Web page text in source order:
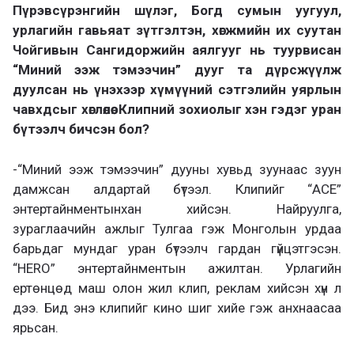
Пүрэвсүрэнгийн шүлэг, Богд сумын уугуул,
урлагийн гавьяат зүтгэлтэн, хөгжмийн их суутан
Чойгивын Сангидоржийн аялгууг нь туурвисан
“Миний ээж тэмээчин” дууг та дүрсжүүлж
дуулсан нь үнэхээр хүмүүний сэтгэлийн уярлын
чавхдсыг хөглөлөө. Клипний зохиолыг хэн гэдэг уран
бүтээлч бичсэн бол?
-“Миний ээж тэмээчин” дууны хувьд зуунаас зуун
дамжсан алдартай бүтээл. Клипийг “ACE”
энтертайнментынхан хийсэн. Найруулга,
зураглаачийн ажлыг Тулгаа гэж Монголын урдаа
барьдаг мундаг уран бүтээлч гардан гүйцэтгэсэн.
“HERO” энтертайнментын ажилтан. Урлагийн
ертөнцөд маш олон жил клип, реклам хийсэн хүн л
дээ. Бид энэ клипийг кино шиг хийе гэж анхнаасаа
ярьсан.